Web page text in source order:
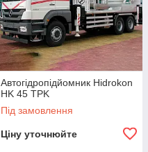
Автогідропідйомник Hidrokon
HK 45 TPK
Під замовлення
Ціну уточнюйте